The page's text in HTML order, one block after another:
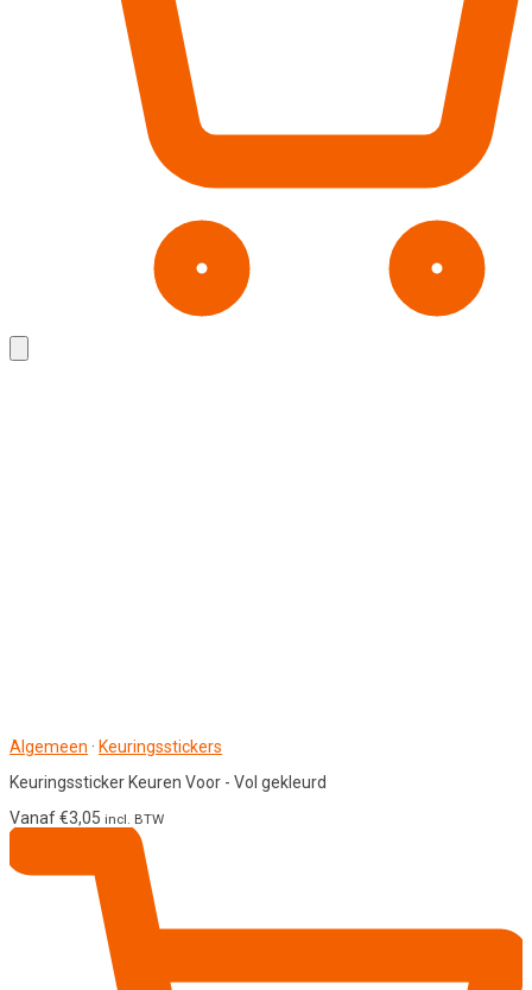
Algemeen · Keuringsstickers
Keuringssticker Keuren Voor - Vol gekleurd
Vanaf€3,05 incl. BTW